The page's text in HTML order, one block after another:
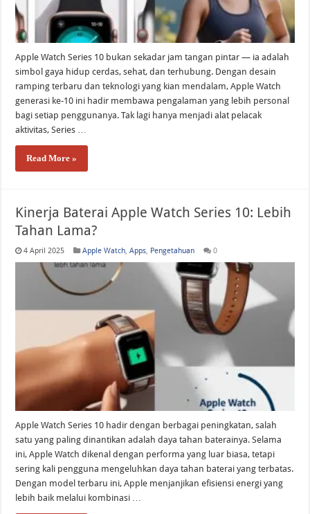
Apple Watch Series 10 bukan sekadar jam tangan pintar — ia adalah
simbol gaya hidup cerdas, sehat, dan terhubung. Dengan desain
ramping terbaru dan teknologi yang kian mendalam, Apple Watch
generasi ke-10 ini hadir membawa pengalaman yang lebih personal
bagi setiap penggunanya. Tak lagi hanya menjadi alat pelacak
aktivitas, Series …
Read More »
Kinerja Baterai Apple Watch Series 10: Lebih
Tahan Lama?
4 April 2025 Apple Watch,Apps, Pengetahuan 0
Apple Watch Series 10 hadir dengan berbagai peningkatan, salah
satu yang paling dinantikan adalah daya tahan baterainya. Selama
ini, Apple Watch dikenal dengan performa yang luar biasa, tetapi
sering kali pengguna mengeluhkan daya tahan baterai yang terbatas.
Dengan model terbaru ini, Apple menjanjikan efisiensi energi yang
lebih baik melalui kombinasi …